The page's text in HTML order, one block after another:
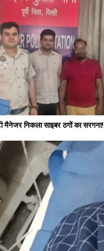
मैनेजर निकला साइबर ठगों का सरगना!